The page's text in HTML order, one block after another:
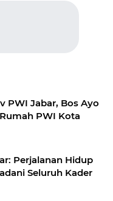
PWI Jabar, Bos Ayo
PWI Kota
Perjalanan Hidup
Seluruh Kader